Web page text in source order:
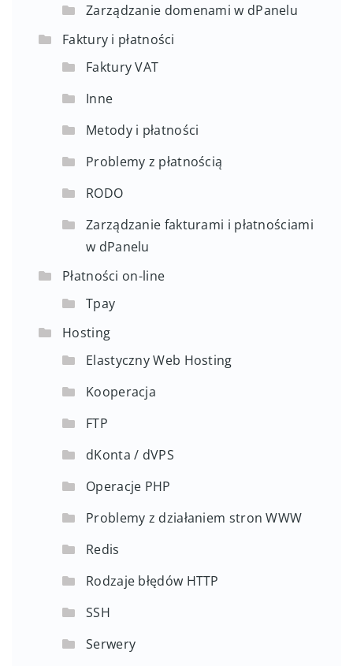
Zarządzanie domenami w dPanelu
Faktury i płatności
Faktury VAT
Inne
Metody i płatności
Problemy z płatnością
RODO
Zarządzanie fakturami i płatnościami
w dPanelu
Płatności on-line
Tpay
Hosting
Elastyczny Web Hosting
Kooperacja
FTP
dKonta / dVPS
Operacje PHP
Problemy z działaniem stron WWW
Redis
Rodzaje błędów HTTP
SSH
Serwery